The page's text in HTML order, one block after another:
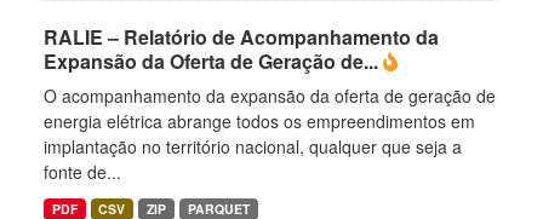
RALIE – Relatório de Acompanhamento da
Expansão da Oferta de Geração de...
O acompanhamento da expansão da oferta de geração de
energia elétrica abrange todos os empreendimentos em
implantação no território nacional, qualquer que seja a
fonte de...
PDF CSV ZIP PARQUET